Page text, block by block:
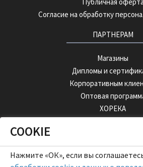
Публичная оферта
Согласие на обработку
ПАРТНЕРАМ
Магазины
Дипломы и
Корпоративным
Оптовая
ХОРЕКА
ОПТОВЫЙ
COOKIE
Нажмите «ОК», если вы